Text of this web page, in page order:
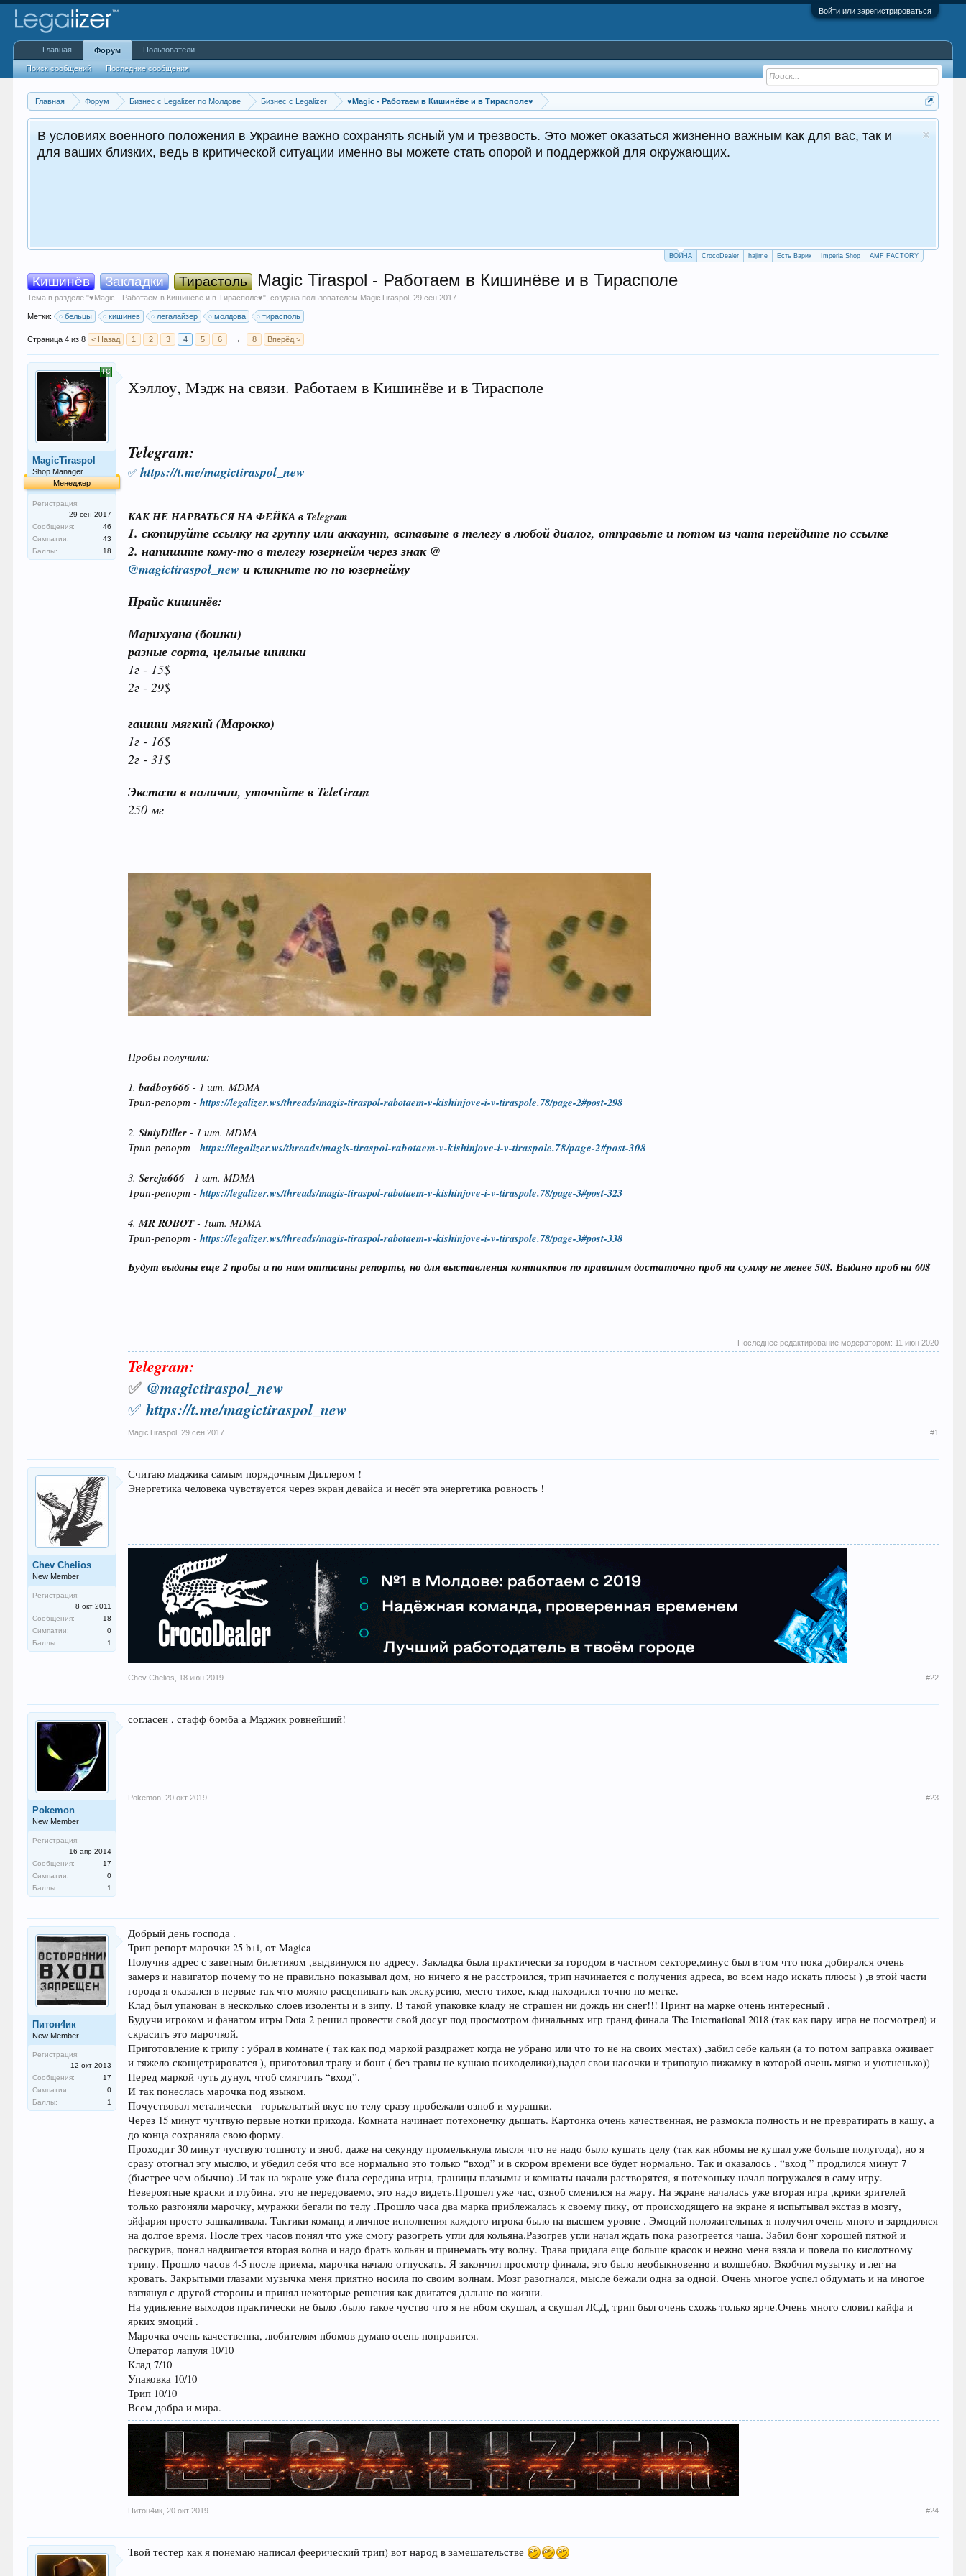
Войти или зарегистрироваться
Главная Форум Бизнес с Legalizer по Молдове Бизнес с Legalizer ♥Мagiс - Работаем в Кишинёве и в Тирасполе♥
В условиях военного положения в Украине важно сохранять ясный ум и трезвость. Это может оказаться жизненно важным как для вас, так и
для ваших близких, ведь в критической ситуации именно вы можете стать опорой и поддержкой для окружающих.
ВОЙНА CrocoDealer hajime Есть Варик Imperia Shop AMF FACTORY
Кишинёв Закладки Тирастоль Мagiс Tiraspol - Работаем в Кишинёве и в Тирасполе
Тема в разделе "♥Мagiс - Работаем в Кишинёве и в Тирасполе♥", создана пользователем MagicTiraspol ,29 сен 2017
Метки: бельцы кишинев легалайзер молдова тирасполь
Страница 4 из 8 < Назад 1 2 3 4 5 6 → 8 Вперёд >
MagicTiraspol
Shop Manager
Менеджер
Регистрация:
29 сен 2017
Сообщения:
46
Симпатии:
43
Баллы:
18
Хэллоу, Мэдж на связи. Работаем в Кишинёве и в Тирасполе
Telegram:
✅https://t.me/magictiraspol_new
КАК НЕ НАРВАТЬСЯ НА ФЕЙКА в Telegram
1. скопируйте ссылку на группу или аккаунт, вставьте в телегу в любой диалог, отправьте и потом из чата перейдите по ссылке
2. напишите кому-то в телегу юзернейм через знак @
@magictiraspol_new и кликните по по юзернейму
ПрайсКишинёв:
Марихуана (бошки)
разные сорта, цельные шишки
1г - 15$
2г - 29$
гашиш мягкий (Марокко)
1г - 16$
2г - 31$
Экстази в наличии, уточнйте в TeleGram
250 мг
Пробы получили:
1.badboy666 - 1 шт. MDMA
Трип-репорт -https://legalizer.ws/threads/magis-tiraspol-rabotaem-v-kishinjove-i-v-tiraspole.78/page-2#post-298
2.SiniyDiller - 1 шт. MDMA
Трип-репорт - https://legalizer.ws/threads/magis-tiraspol-rabotaem-v-kishinjove-i-v-tiraspole.78/page-2#post-308
3.Sereja666- 1 шт. MDMA
Трип-репорт -https://legalizer.ws/threads/magis-tiraspol-rabotaem-v-kishinjove-i-v-tiraspole.78/page-3#post-323
4.MR ROBOT- 1шт. MDMA
Трип-репорт -https://legalizer.ws/threads/magis-tiraspol-rabotaem-v-kishinjove-i-v-tiraspole.78/page-3#post-338
Будут выданы еще 2 пробы и по ним отписаны репорты, но для выставления контактов по правилам достаточно проб на сумму не менее 50$. Выдано проб на 60$
Последнее редактирование модератором: 11 июн 2020
Telegram:
✅ @magictiraspol_new
✅https://t.me/magictiraspol_new
MagicTiraspol 29 сен 2017 #1
Chev Chelios
New Member
Регистрация:
8 окт 2011
Сообщения:
18
Симпатии:
0
Баллы:
1
Считаю маджика самым порядочным Диллером !
Энергетика человека чувствуется через экран девайса и несёт эта энергетика ровность !
Chev Chelios 18 июн 2019 #22
Pokemon
New Member
Регистрация:
16 апр 2014
Сообщения:
17
Симпатии:
0
Баллы:
1
согласен , стафф бомба а Мэджик ровнейший!
Pokemon 20 окт 2019 #23
Питон4ик
New Member
Регистрация:
12 окт 2013
Сообщения:
17
Симпатии:
0
Баллы:
1
Добрый день господа .
Трип репорт марочки 25 b+i, от Magica
Получив адрес с заветным билетиком ,выдвинулся по адресу. Закладка была практически за городом в частном секторе,минус был в том что пока добирался очень
замерз и навигатор почему то не правильно показывал дом, но ничего я не расстроился, трип начинается с получения адреса, во всем надо искать плюсы ) ,в этой части
города я оказался в первые так что можно расценивать как экскурсию, место тихое, клад находился точно по метке.
Клад был упакован в несколько слоев изоленты и в зипу. В такой упаковке кладу не страшен ни дождь ни снег!!! Принт на марке очень интересный .
Будучи игроком и фанатом игры Dota 2 решил провести свой досуг под просмотром финальных игр гранд финала The International 2018 (так как пару игра не посмотрел) и
скрасить это марочкой.
Приготовление к трипу : убрал в комнате ( так как под маркой раздражет когда не убрано или что то не на своих местах) ,забил себе кальян (а то потом заправка оживает
и тяжело сконцетрироватся ), приготовил траву и бонг ( без травы не кушаю психоделики),надел свои насочки и триповую пижамку в которой очень мягко и уютненько))
Перед маркой чуть дунул, чтоб смягчить “вход”.
И так понеслась марочка под языком.
Почуствовал металически - горьковатый вкус по телу сразу пробежали озноб и мурашки.
Через 15 минут чучтвую первые нотки прихода. Комната начинает потехонечку дышать. Картонка очень качественная, не размокла полность и не превратирать в кашу, а
до конца сохраняла свою форму.
Проходит 30 минут чуствую тошноту и зноб, даже на секунду промелькнула мысля что не надо было кушать целу (так как нбомы не кушал уже больше полугода), но я
сразу отогнал эту мыслю, и убедил себя что все нормально это только “вход” и в скором времени все будет нормально. Так и оказалось , “вход ” продлился минут 7
(быстрее чем обычно) .И так на экране уже была середина игры, границы плазымы и комнаты начали растворятся, я потехоньку начал погружался в саму игру.
Невероятные краски и глубина, это не передоваемо, это надо видеть.Прошел уже час, озноб сменился на жару. На экране началась уже вторая игра ,крики зрителей
только разгоняли марочку, муражки бегали по телу .Прошло часа два марка приблежалась к своему пику, от происходящего на экране я испытывал экстаз в мозгу,
эйфария просто зашкаливала. Тактики команд и личное исполнения каждого игрока было на высшем уровне . Эмоций положительных я получил очень много и зарядиляся
на долгое время. После трех часов понял что уже смогу разогреть угли для кольяна.Разогрев угли начал ждать пока разогреется чаша. Забил бонг хорошей пяткой и
раскурив, понял надвигается вторая волна и надо брать кольян и принемать эту волну. Трава придала еще больше красок и нежно меня взяла и повела по кислотному
трипу. Прошло часов 4-5 после приема, марочка начало отпускать. Я закончил просмотр финала, это было необыкновенно и волшебно. Вкобчил музычку и лег на
кровать. Закрытыми глазами музычка меня приятно носила по своим волнам. Мозг разогнался, мысле бежали одна за одной. Очень многое успел обдумать и на многое
взглянул с другой стороны и принял некоторые решения как двигатся дальше по жизни.
На удивление выходов практически не было ,было такое чуство что я не нбом скушал, а скушал ЛСД, трип был очень схожь только ярче.Очень много словил кайфа и
ярких эмоций .
Марочка очень качественна, любителям нбомов думаю осень понравится.
Оператор лапуля 10/10
Клад 7/10
Упаковка 10/10
Трип 10/10
Всем добра и мира.
Питон4ик 20 окт 2019 #24
Твой тестер как я понемаю написал феерический трип) вот народ в замешательстве
Главная Форум
Поиск сообщений Последние сообщения
Пользователи